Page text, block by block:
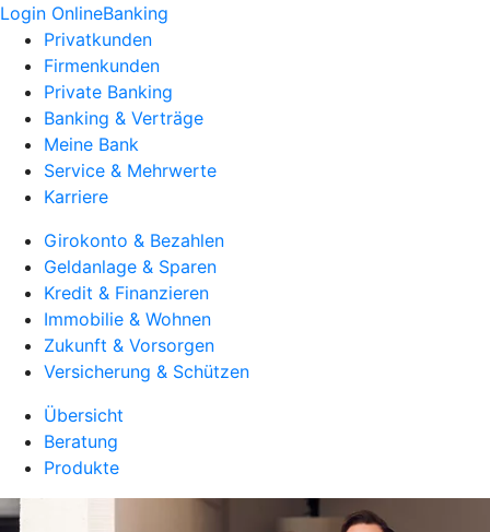
Login OnlineBanking
Privatkunden
Firmenkunden
Private Banking
Banking & Verträge
Meine Bank
Service & Mehrwerte
Karriere
Girokonto & Bezahlen
Geldanlage & Sparen
Kredit & Finanzieren
Immobilie & Wohnen
Zukunft & Vorsorgen
Versicherung & Schützen
Übersicht
Beratung
Produkte